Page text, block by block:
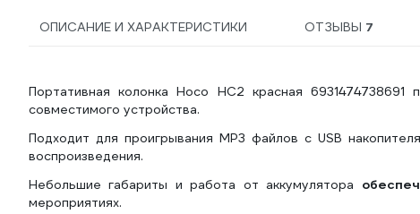
ОПИСАНИЕ И ХАРАКТЕРИСТИКИ ОТЗЫВЫ 7
Портативная колонка Hoco HC2 красная
совместимого устройства.
Подходит для проигрывания MP3 файлов c USB
воспроизведения.
Небольшие габариты и работа от аккумулятора
мероприятиях.